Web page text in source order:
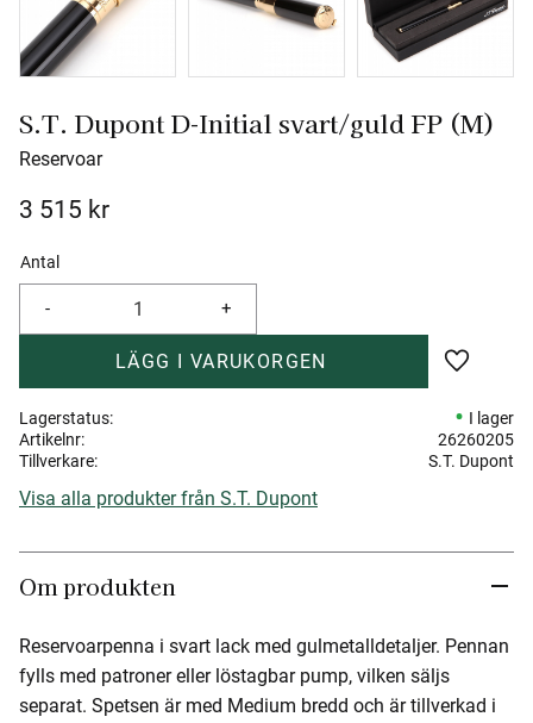
S.T. Dupont D-Initial svart/guld FP (M)
Reservoar
3 515 kr
Antal
+
-
Lägg till
Lagerstatus
I lager
Artikelnr
26260205
Tillverkare
S.T. Dupont
Visa alla produkter från S.T. Dupont
Om produkten
Reservoarpenna i svart lack med gulmetalldetaljer. Pennan
fylls med patroner eller löstagbar pump, vilken säljs
separat. Spetsen är med Medium bredd och är tillverkad i